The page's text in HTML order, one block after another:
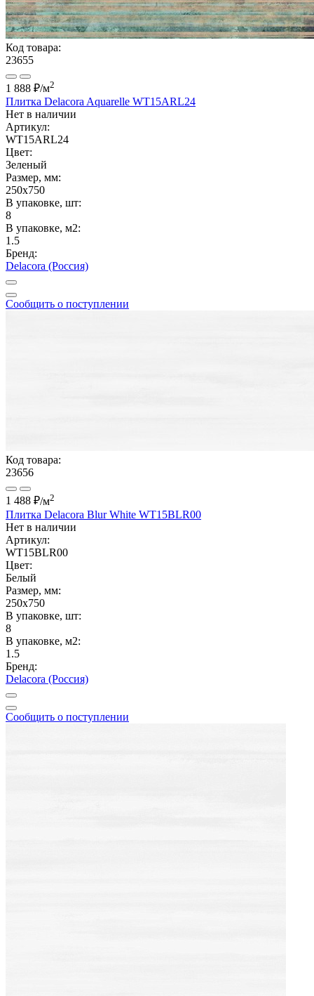
Код товара:
23655
1 888 ₽/м2
Плитка Delacora Aquarelle WT15ARL24
Нет в наличии
Артикул:
WT15ARL24
Цвет:
Зеленый
Размер, мм:
250x750
В упаковке, шт:
8
В упаковке, м2:
1.5
Бренд:
Delacora (Россия)
Сообщить о поступлении
Код товара:
23656
1 488 ₽/м2
Плитка Delacora Blur White WT15BLR00
Нет в наличии
Артикул:
WT15BLR00
Цвет:
Белый
Размер, мм:
250x750
В упаковке, шт:
8
В упаковке, м2:
1.5
Бренд:
Delacora (Россия)
Сообщить о поступлении